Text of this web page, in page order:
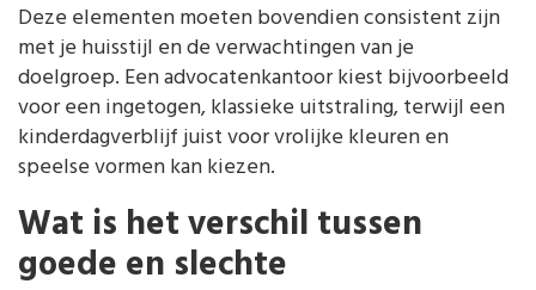
Deze elementen moeten bovendien consistent zijn
met je huisstijl en de verwachtingen van je
doelgroep. Een advocatenkantoor kiest bijvoorbeeld
voor een ingetogen, klassieke uitstraling, terwijl een
kinderdagverblijf juist voor vrolijke kleuren en
speelse vormen kan kiezen.
Wat is het verschil tussen
goede en slechte